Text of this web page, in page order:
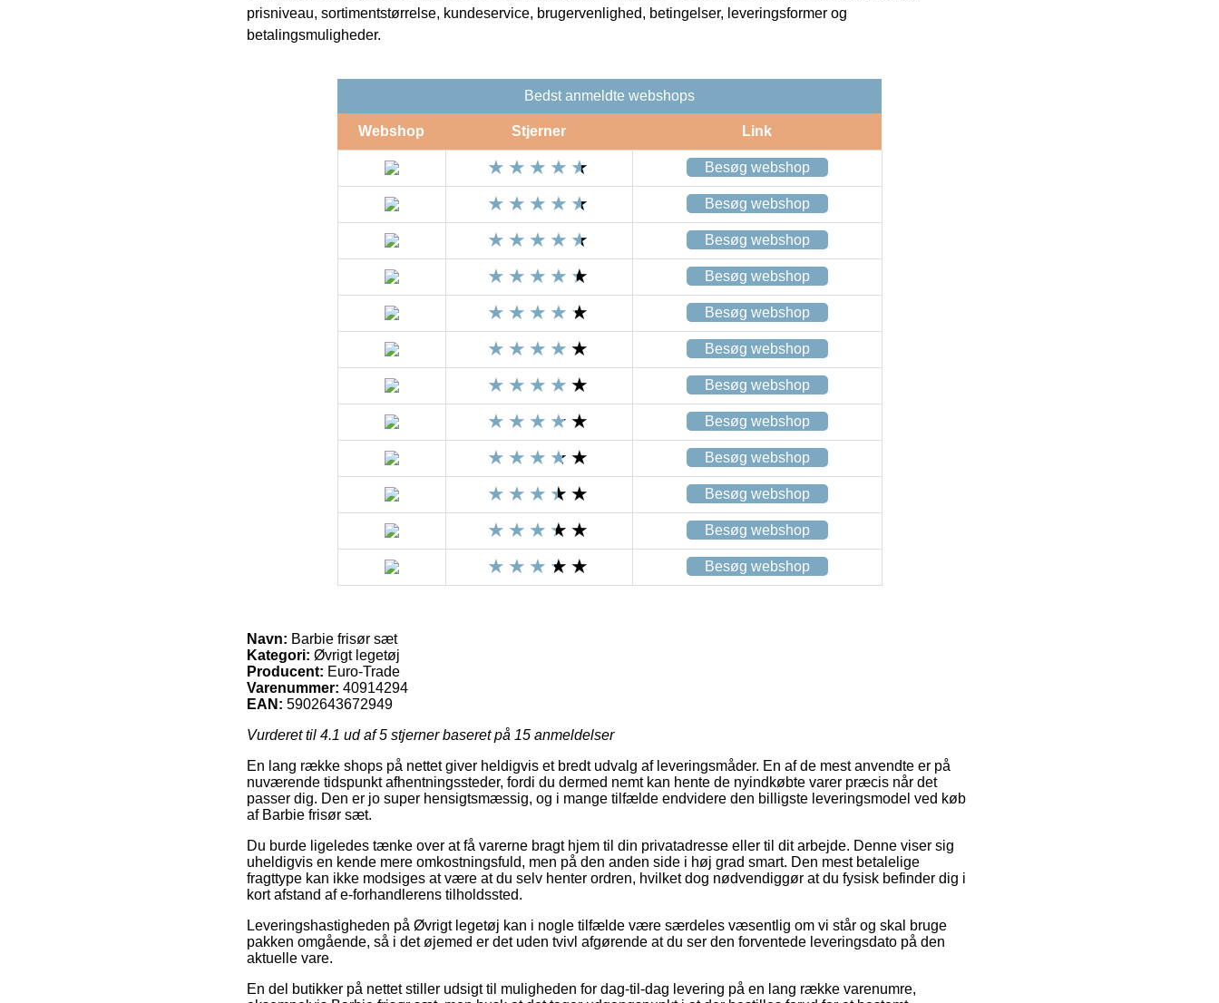
prisniveau, sortimentstørrelse, kundeservice, brugervenlighed, betingelser, leveringsformer og
betalingsmuligheder.
Bedst anmeldte webshops
Webshop Stjerner Link
Besøg webshop
Besøg webshop
Besøg webshop
Besøg webshop
Besøg webshop
Besøg webshop
Besøg webshop
Besøg webshop
Besøg webshop
Besøg webshop
Besøg webshop
Besøg webshop
Navn: Barbie frisør sæt
Kategori: Øvrigt legetøj
Producent: Euro-Trade
Varenummer: 40914294
EAN: 5902643672949
Vurderet til 4.1 ud af 5 stjerner baseret på 15 anmeldelser
En lang række shops på nettet giver heldigvis et bredt udvalg af leveringsmåder. En af de mest anvendte er på
nuværende tidspunkt afhentningssteder, fordi du dermed nemt kan hente de nyindkøbte varer præcis når det
passer dig. Den er jo super hensigtsmæssig, og i mange tilfælde endvidere den billigste leveringsmodel ved køb
af Barbie frisør sæt.
Du burde ligeledes tænke over at få varerne bragt hjem til din privatadresse eller til dit arbejde. Denne viser sig
uheldigvis en kende mere omkostningsfuld, men på den anden side i høj grad smart. Den mest betalelige
fragttype kan ikke modsiges at være at du selv henter ordren, hvilket dog nødvendiggør at du fysisk befinder dig i
kort afstand af e-forhandlerens tilholdssted.
Leveringshastigheden på Øvrigt legetøj kan i nogle tilfælde være særdeles væsentlig om vi står og skal bruge
pakken omgående, så i det øjemed er det uden tvivl afgørende at du ser den forventede leveringsdato på den
aktuelle vare.
En del butikker på nettet stiller udsigt til muligheden for dag-til-dag levering på en lang række varenumre,